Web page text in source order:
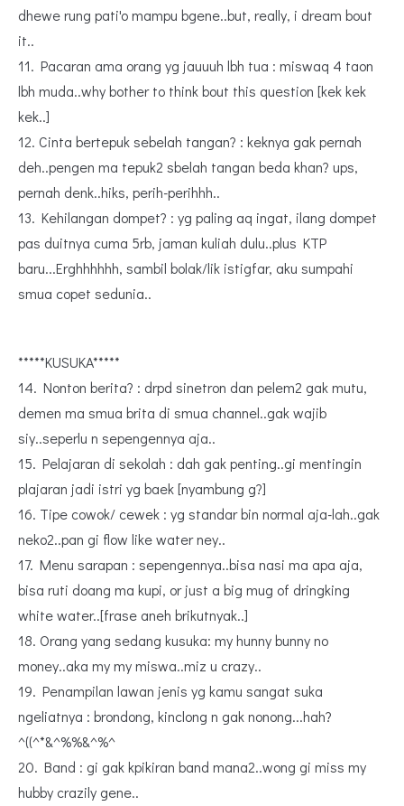
dhewe rung pati'o mampu bgene..but, really, i dream bout
it..
11. Pacaran ama orang yg jauuuh lbh tua : miswaq 4 taon
lbh muda..why bother to think bout this question [kek kek
kek..]
12. Cinta bertepuk sebelah tangan? : keknya gak pernah
deh..pengen ma tepuk2 sbelah tangan beda khan? ups,
pernah denk..hiks, perih-perihhh..
13. Kehilangan dompet? : yg paling aq ingat, ilang dompet
pas duitnya cuma 5rb, jaman kuliah dulu..plus KTP
baru...Erghhhhhh, sambil bolak/lik istigfar, aku sumpahi
smua copet sedunia..
*****KUSUKA*****
14. Nonton berita? : drpd sinetron dan pelem2 gak mutu,
demen ma smua brita di smua channel..gak wajib
siy..seperlu n sepengennya aja..
15. Pelajaran di sekolah : dah gak penting..gi mentingin
plajaran jadi istri yg baek [nyambung g?]
16. Tipe cowok/ cewek : yg standar bin normal aja-lah..gak
neko2..pan gi flow like water ney..
17. Menu sarapan : sepengennya..bisa nasi ma apa aja,
bisa ruti doang ma kupi, or just a big mug of dringking
white water..[frase aneh brikutnyak..]
18. Orang yang sedang kusuka: my hunny bunny no
money..aka my my miswa..miz u crazy..
19. Penampilan lawan jenis yg kamu sangat suka
ngeliatnya : brondong, kinclong n gak nonong...hah?
^((^*&^%%&^%^
20. Band : gi gak kpikiran band mana2..wong gi miss my
hubby crazily gene..